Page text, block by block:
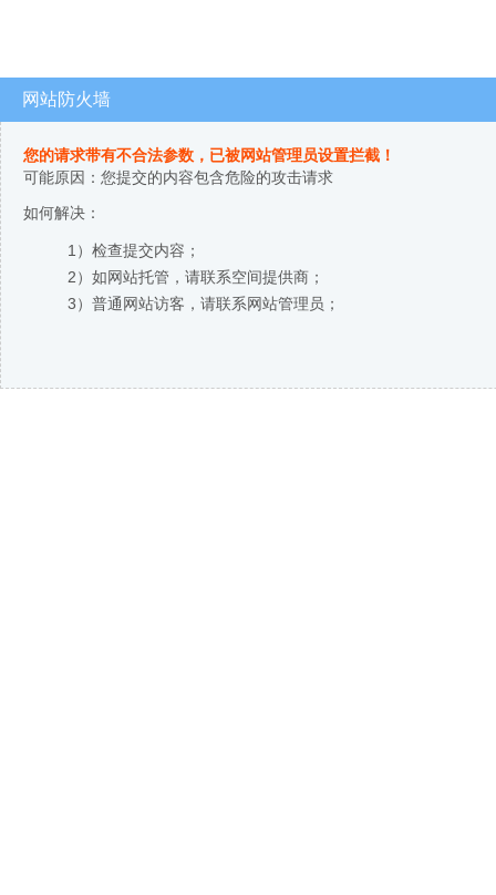
网站防火墙
您的请求带有不合法参数，已被网站管理员设置拦截！
可能原因：您提交的内容包含危险的攻击请求
如何解决：
1）检查提交内容；
2）如网站托管，请联系空间提供商；
3）普通网站访客，请联系网站管理员；